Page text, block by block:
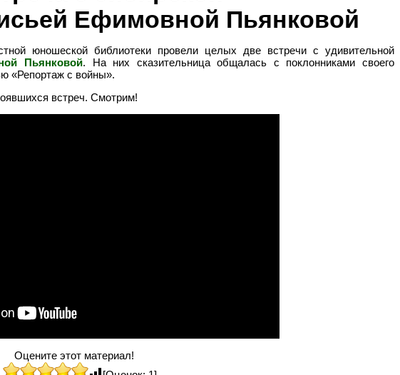
Ефимовной Пьянковой
юношеской библиотеки провели целых две встречи с удивительной
Пьянковой. На них сказительница общалась с поклонниками своего
«Репортаж с войны».
встреч. Смотрим!
Оцените этот материал!